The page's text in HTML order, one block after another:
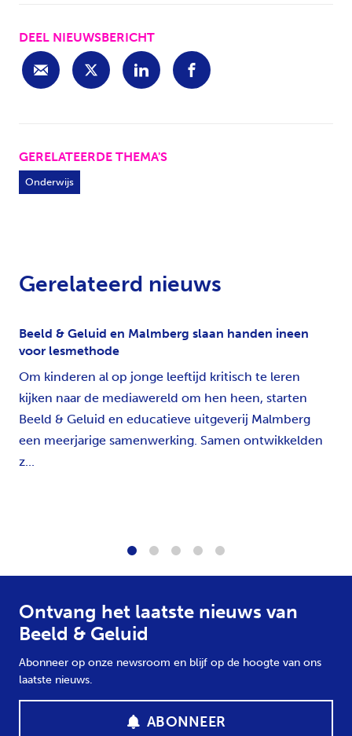
DEEL NIEUWSBERICHT
GERELATEERDE THEMA'S
Onderwijs
Gerelateerd nieuws
Beeld & Geluid en Malmberg slaan handen ineen
voor lesmethode
Om kinderen al op jonge leeftijd kritisch te leren
kijken naar de mediawereld om hen heen, starten
Beeld & Geluid en educatieve uitgeverij Malmberg
een meerjarige samenwerking. Samen ontwikkelden
z...
Ontvang het laatste nieuws van
Beeld & Geluid
Abonneer op onze newsroom en blijf op de hoogte van ons
laatste nieuws.
ABONNEER